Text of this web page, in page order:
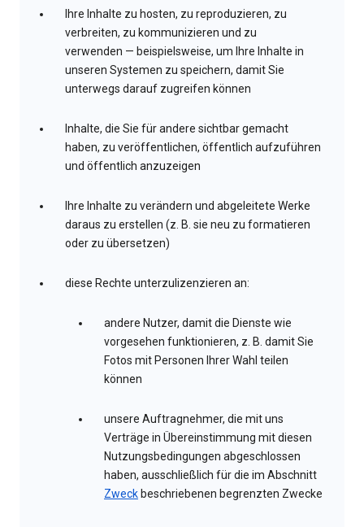
Ihre Inhalte zu hosten, zu reproduzieren, zu
verbreiten, zu kommunizieren und zu
verwenden — beispielsweise, um Ihre Inhalte in
unseren Systemen zu speichern, damit Sie
unterwegs darauf zugreifen können
Inhalte, die Sie für andere sichtbar gemacht
haben, zu veröffentlichen, öffentlich aufzuführen
und öffentlich anzuzeigen
Ihre Inhalte zu verändern und abgeleitete Werke
daraus zu erstellen (z. B. sie neu zu formatieren
oder zu übersetzen)
diese Rechte unterzulizenzieren an:
andere Nutzer, damit die Dienste wie
vorgesehen funktionieren, z. B. damit Sie
Fotos mit Personen Ihrer Wahl teilen
können
unsere Auftragnehmer, die mit uns
Verträge in Übereinstimmung mit diesen
Nutzungsbedingungen abgeschlossen
haben, ausschließlich für die im Abschnitt
Zweck beschriebenen begrenzten Zwecke